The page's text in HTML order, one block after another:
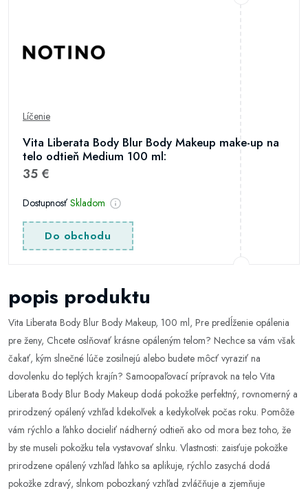
Líčenie
Vita Liberata Body Blur Body Makeup make-up na
telo odtieň Medium 100 ml:
35 €
Dostupnosť Skladom
Do obchodu
popis produktu
Vita Liberata Body Blur Body Makeup, 100 ml, Pre predĺženie opálenia
pre ženy, Chcete oslňovať krásne opáleným telom? Nechce sa vám však
čakať, kým slnečné lúče zosilnejú alebo budete môcť vyraziť na
dovolenku do teplých krajín? Samoopaľovací prípravok na telo Vita
Liberata Body Blur Body Makeup dodá pokožke perfektný, rovnomerný a
prirodzený opálený vzhľad kdekoľvek a kedykoľvek počas roku. Pomôže
vám rýchlo a ľahko docieliť nádherný odtieň ako od mora bez toho, že
by ste museli pokožku tela vystavovať slnku. Vlastnosti: zaisťuje pokožke
prirodzene opálený vzhľad ľahko sa aplikuje, rýchlo zasychá dodá
pokožke zdravý, slnkom pobozkaný vzhľad zvláčňuje a zjemňuje